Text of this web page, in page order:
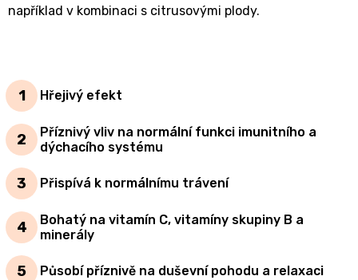
například v kombinaci s citrusovými plody.
Hřejivý efekt
Příznivý vliv na normální funkci imunitního a
dýchacího systému
Přispívá k normálnímu trávení
Bohatý na vitamín C, vitamíny skupiny B a
minerály
Působí příznivě na duševní pohodu a relaxaci